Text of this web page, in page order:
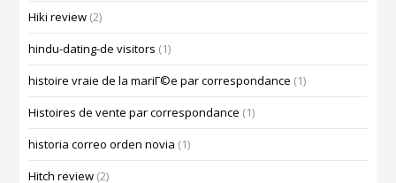
Hiki review (2)
hindu-dating-de visitors (1)
histoire vraie de la mariГ©e par correspondance (1)
Histoires de vente par correspondance (1)
historia correo orden novia (1)
Hitch review (2)